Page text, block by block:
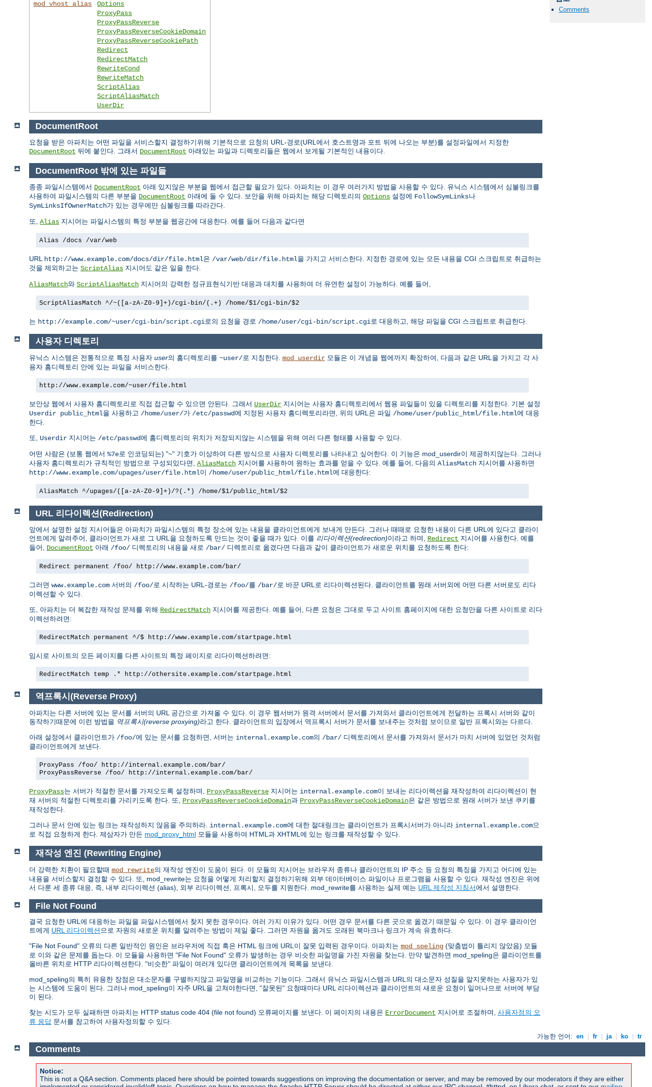
Comments
mod_vhost_alias
Options
ProxyPass
ProxyPassReverse
ProxyPassReverseCookieDomain
ProxyPassReverseCookiePath
Redirect
RedirectMatch
RewriteCond
RewriteMatch
ScriptAlias
ScriptAliasMatch
UserDir
DocumentRoot
요청을 받은 아파치는 어떤 파일을 서비스할지 결정하기위해 기본적으로 요청의 URL-경로(URL에서 호스트명과 포트 뒤에 나오는 부분)를 설정파일에서 지정한
DocumentRoot 뒤에 붙인다. 그래서 DocumentRoot 아래있는 파일과 디렉토리들은 웹에서 보게될 기본적인 내용이다.
DocumentRoot 밖에 있는 파일들
종종 파일시스템에서 DocumentRoot 아래 있지않은 부분을 웹에서 접근할 필요가 있다. 아파치는 이 경우 여러가지 방법을 사용할 수 있다. 유닉스 시스템에서 심볼링크를
사용하여 파일시스템의 다른 부분을 DocumentRoot 아래에 둘 수 있다. 보안을 위해 아파치는 해당 디렉토리의 Options 설정에 FollowSymLinks나
SymLinksIfOwnerMatch가 있는 경우에만 심볼링크를 따라간다.
또, Alias 지시어는 파일시스템의 특정 부분을 웹공간에 대응한다. 예를 들어 다음과 같다면
Alias /docs /var/web
URL http://www.example.com/docs/dir/file.html은 /var/web/dir/file.html을 가지고 서비스한다. 지정한 경로에 있는 모든 내용을 CGI 스크립트로 취급하는
것을 제외하고는 ScriptAlias 지시어도 같은 일을 한다.
AliasMatch와 ScriptAliasMatch 지시어의 강력한 정규표현식기반 대응과 대치를 사용하여 더 유연한 설정이 가능하다. 예를 들어,
ScriptAliasMatch ^/~([a-zA-Z0-9]+)/cgi-bin/(.+) /home/$1/cgi-bin/$2
는 http://example.com/~user/cgi-bin/script.cgi로의 요청을 경로 /home/user/cgi-bin/script.cgi로 대응하고, 해당 파일을 CGI 스크립트로 취급한다.
사용자 디렉토리
유닉스 시스템은 전통적으로 특정 사용자 user의 홈디렉토리를 ~user/로 지칭한다. mod_userdir 모듈은 이 개념을 웹에까지 확장하여, 다음과 같은 URL을 가지고 각 사
용자 홈디렉토리 안에 있는 파일을 서비스한다.
http://www.example.com/~user/file.html
보안상 웹에서 사용자 홈디렉토리로 직접 접근할 수 있으면 안된다. 그래서 UserDir 지시어는 사용자 홈디렉토리에서 웹용 파일들이 있을 디렉토리를 지정한다. 기본 설정
Userdir public_html을 사용하고 /home/user/가 /etc/passwd에 지정된 사용자 홈디렉토리라면, 위의 URL은 파일 /home/user/public_html/file.html에 대응
한다.
또, Userdir 지시어는 /etc/passwd에 홈디렉토리의 위치가 저장되지않는 시스템을 위해 여러 다른 형태를 사용할 수 있다.
어떤 사람은 (보통 웹에서 %7e로 인코딩되는) "~" 기호가 이상하여 다른 방식으로 사용자 디렉토리를 나타내고 싶어한다. 이 기능은 mod_userdir이 제공하지않는다. 그러나
사용자 홈디렉토리가 규칙적인 방법으로 구성되있다면, AliasMatch 지시어를 사용하여 원하는 효과를 얻을 수 있다. 예를 들어, 다음의 AliasMatch 지시어를 사용하면
http://www.example.com/upages/user/file.html이 /home/user/public_html/file.html에 대응한다:
AliasMatch ^/upages/([a-zA-Z0-9]+)/?(.*) /home/$1/public_html/$2
URL 리다이렉션(Redirection)
앞에서 설명한 설정 지시어들은 아파치가 파일시스템의 특정 장소에 있는 내용을 클라이언트에게 보내게 만든다. 그러나 때때로 요청한 내용이 다른 URL에 있다고 클라이
언트에게 알려주어, 클라이언트가 새로 그 URL을 요청하도록 만드는 것이 좋을 때가 있다. 이를 리다이렉션(redirection)이라고 하며, Redirect 지시어를 사용한다. 예를
들어, DocumentRoot 아래 /foo/ 디렉토리의 내용을 새로 /bar/ 디렉토리로 옮겼다면 다음과 같이 클라이언트가 새로운 위치를 요청하도록 한다:
Redirect permanent /foo/ http://www.example.com/bar/
그러면 www.example.com 서버의 /foo/로 시작하는 URL-경로는 /foo/를 /bar/로 바꾼 URL로 리다이렉션된다. 클라이언트를 원래 서버외에 어떤 다른 서버로도 리다
이렉션할 수 있다.
또, 아파치는 더 복잡한 재작성 문제를 위해 RedirectMatch 지시어를 제공한다. 예를 들어, 다른 요청은 그대로 두고 사이트 홈페이지에 대한 요청만을 다른 사이트로 리다
이렉션하려면:
RedirectMatch permanent ^/$ http://www.example.com/startpage.html
임시로 사이트의 모든 페이지를 다른 사이트의 특정 페이지로 리다이렉션하려면:
RedirectMatch temp .* http://othersite.example.com/startpage.html
역프록시(Reverse Proxy)
아파치는 다른 서버에 있는 문서를 서버의 URL 공간으로 가져올 수 있다. 이 경우 웹서버가 원격 서버에서 문서를 가져와서 클라이언트에게 전달하는 프록시 서버와 같이
동작하기때문에 이런 방법을 역프록시(reverse proxying)라고 한다. 클라이언트의 입장에서 역프록시 서버가 문서를 보내주는 것처럼 보이므로 일반 프록시와는 다르다.
아래 설정에서 클라이언트가 /foo/에 있는 문서를 요청하면, 서버는 internal.example.com의 /bar/ 디렉토리에서 문서를 가져와서 문서가 마치 서버에 있었던 것처럼
클라이언트에게 보낸다.
ProxyPass /foo/ http://internal.example.com/bar/
ProxyPassReverse /foo/ http://internal.example.com/bar/
ProxyPass는 서버가 적절한 문서를 가져오도록 설정하며, ProxyPassReverse 지시어는 internal.example.com이 보내는 리다이렉션을 재작성하여 리다이렉션이 현
재 서버의 적절한 디렉토리를 가리키도록 한다. 또, ProxyPassReverseCookieDomain과 ProxyPassReverseCookieDomain은 같은 방법으로 원래 서버가 보낸 쿠키를
재작성한다.
그러나 문서 안에 있는 링크는 재작성하지 않음을 주의하라. internal.example.com에 대한 절대링크는 클라이언트가 프록시서버가 아니라 internal.example.com으
로 직접 요청하게 한다. 제삼자가 만든 mod_proxy_html 모듈을 사용하여 HTML과 XHTML에 있는 링크를 재작성할 수 있다.
재작성 엔진 (Rewriting Engine)
더 강력한 치환이 필요할때 mod_rewrite의 재작성 엔진이 도움이 된다. 이 모듈의 지시어는 브라우저 종류나 클라이언트의 IP 주소 등 요청의 특징을 가지고 어디에 있는
내용을 서비스할지 결정할 수 있다. 또, mod_rewrite는 요청을 어떻게 처리할지 결정하기위해 외부 데이터베이스 파일이나 프로그램을 사용할 수 있다. 재작성 엔진은 위에
서 다룬 세 종류 대응, 즉, 내부 리다이렉션 (alias), 외부 리다이렉션, 프록시, 모두를 지원한다. mod_rewrite를 사용하는 실제 예는 URL 제작성 지침서에서 설명한다.
File Not Found
결국 요청한 URL에 대응하는 파일을 파일시스템에서 찾지 못한 경우이다. 여러 가지 이유가 있다. 어떤 경우 문서를 다른 곳으로 옮겼기 때문일 수 있다. 이 경우 클라이언
트에게 URL 리다이렉션으로 자원의 새로운 위치를 알려주는 방법이 제일 좋다. 그러면 자원을 옮겨도 오래된 북마크나 링크가 계속 유효하다.
"File Not Found" 오류의 다른 일반적인 원인은 브라우저에 직접 혹은 HTML 링크에 URL이 잘못 입력된 경우이다. 아파치는 mod_speling (맞춤법이 틀리지 않았음) 모듈
로 이와 같은 문제를 돕는다. 이 모듈을 사용하면 "File Not Found" 오류가 발생하는 경우 비슷한 파일명을 가진 자원을 찾는다. 만약 발견하면 mod_speling은 클라이언트를
올바른 위치로 HTTP 리다이렉션한다. "비슷한" 파일이 여러개 있다면 클라이언트에게 목록을 보낸다.
mod_speling의 특히 유용한 장점은 대소문자를 구별하지않고 파일명을 비교하는 기능이다. 그래서 유닉스 파일시스템과 URL의 대소문자 성질을 알지못하는 사용자가 있
는 시스템에 도움이 된다. 그러나 mod_speling이 자주 URL을 고쳐야한다면, "잘못된" 요청때마다 URL 리다이렉션과 클라이언트의 새로운 요청이 일어나므로 서버에 부담
이 된다.
찾는 시도가 모두 실패하면 아파치는 HTTP status code 404 (file not found) 오류페이지를 보낸다. 이 페이지의 내용은 ErrorDocument 지시어로 조절하며, 사용자정의 오
류 응답 문서를 참고하여 사용자정의할 수 있다.
가능한 언어: en fr ja ko tr
Comments
Notice:
This is not a Q&A section. Comments placed here should be pointed towards suggestions on improving the documentation or server, and may be removed by our moderators if they are either